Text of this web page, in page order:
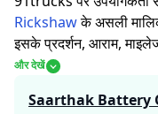
Rickshawके असली
इसके प्रदर्शन, आराम,
करती हैं।
ऑटो रिक्शा की ताकत और
और देखें
Saarthak Battery